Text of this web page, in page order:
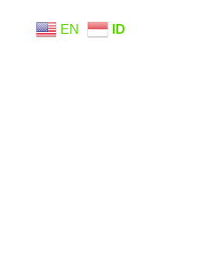
EN ID